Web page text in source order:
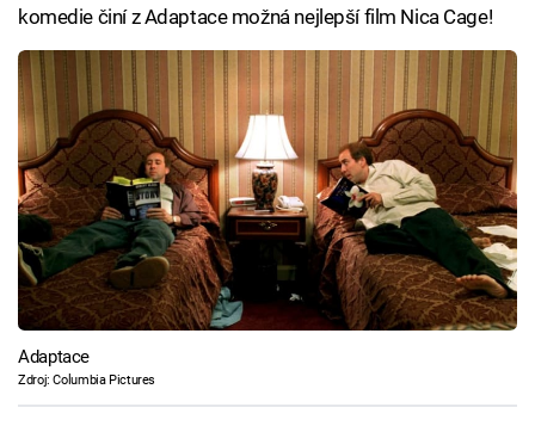
komedie činí z Adaptace možná nejlepší film Nica Cage!
Adaptace
Zdroj: Columbia Pictures